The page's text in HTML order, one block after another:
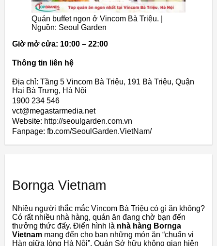
Quán buffet ngon ở Vincom Bà Triệu. |
Nguồn: Seoul Garden
Giờ mở cửa: 10:00 – 22:00
Thông tin liên hệ
Địa chỉ: Tầng 5 Vincom Bà Triệu, 191 Bà Triệu, Quận
Hai Bà Trưng, Hà Nội
1900 234 546
vct@megastarmedia.net
Website: http://seoulgarden.com.vn
Fanpage: fb.com/SeoulGarden.VietNam/
Bornga Vietnam
Nhiều người thắc mắc Vincom Bà Triệu có gì ăn không?
Có rất nhiều nhà hàng, quán ăn đang chờ bạn đến
thưởng thức đấy. Điển hình là nhà hàng Bornga
Vietnam mang đến cho bạn những món ăn “chuẩn vị
Hàn giữa lòng Hà Nội”. Quán Sở hữu không gian hiện